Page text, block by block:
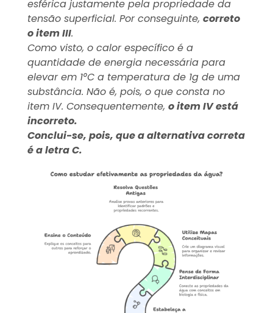
esférica justamente pela propriedade da
tensão superficial. Por conseguinte, correto
o item III.
Como visto, o calor específico é a
quantidade de energia necessária para
elevar em 1°C a temperatura de 1g de uma
substância. Não é, pois, o que consta no
item IV. Consequentemente, o item IV está
incorreto.
Conclui-se, pois, que a alternativa correta
é a letra C.